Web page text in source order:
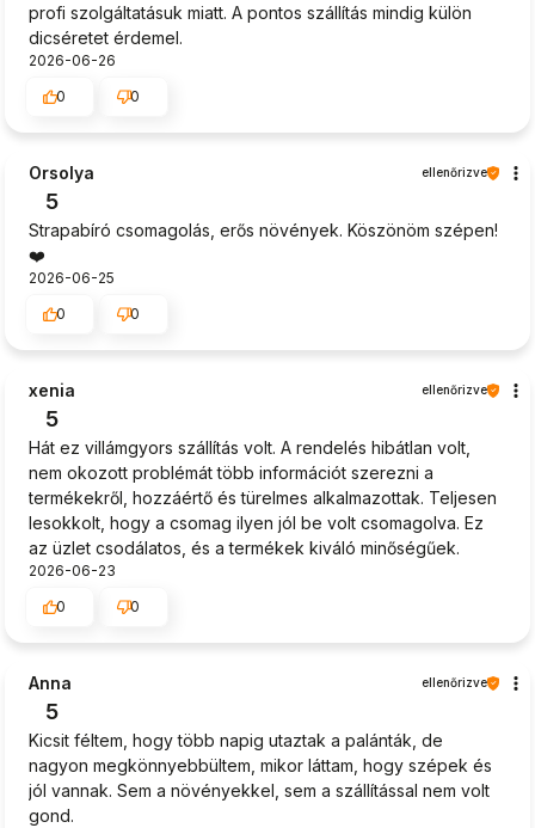
profi szolgáltatásuk miatt. A pontos szállítás mindig külön
dicséretet érdemel.
2026-06-26
0
0
Orsolya ellenőrizve
5
Strapabíró csomagolás, erős növények. Köszönöm szépen!
❤️
2026-06-25
0
0
xenia ellenőrizve
5
Hát ez villámgyors szállítás volt. A rendelés hibátlan volt,
nem okozott problémát több információt szerezni a
termékekről, hozzáértő és türelmes alkalmazottak. Teljesen
lesokkolt, hogy a csomag ilyen jól be volt csomagolva. Ez
az üzlet csodálatos, és a termékek kiváló minőségűek.
2026-06-23
0
0
Anna ellenőrizve
5
Kicsit féltem, hogy több napig utaztak a palánták, de
nagyon megkönnyebbültem, mikor láttam, hogy szépek és
jól vannak. Sem a növényekkel, sem a szállítással nem volt
gond.